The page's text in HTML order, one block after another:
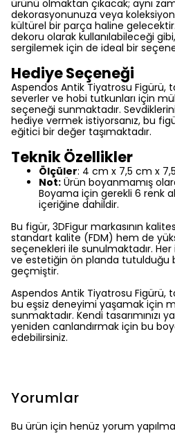
ürünü olmaktan çıkacak; aynı
dekorasyonunuza veya
kültürel bir parça haline
dekoru olarak kullanılabileceği
sergilemek için de ideal bir
Hediye Seçeneği
Aspendos Antik Tiyatrosu Figürü,
severler ve hobi tutkunları için
seçeneği sunmaktadır.
hediye vermek istiyorsanız, bu
eğitici bir değer taşımaktadır.
Teknik Özellikler
Ölçüler: 4 cm x 7,5 cm x
Not: Ürün boyanmamış
Boyama için gerekli 6 renk
içeriğine dahildir.
Bu figür, 3DFigur markasının
standart kalite (FDM) hem de
seçenekleri ile sunulmaktadır.
ve estetiğin ön planda tutulduğu
geçmiştir.
Aspendos Antik Tiyatrosu Figürü,
bu eşsiz deneyimi yaşamak için
sunmaktadır. Kendi tasarımınızı
yeniden canlandırmak için bu
edebilirsiniz.
Yorumlar
Bu ürün için henüz yorum